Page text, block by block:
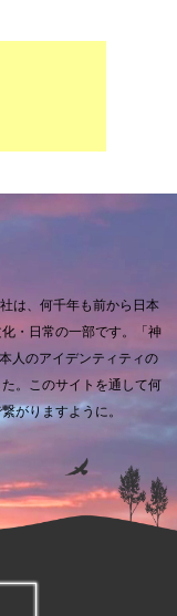
は、何千年も前から日本
・日常の一部です。
「神
人のアイデンティティの
。 このサイトを通して何
がりますように。